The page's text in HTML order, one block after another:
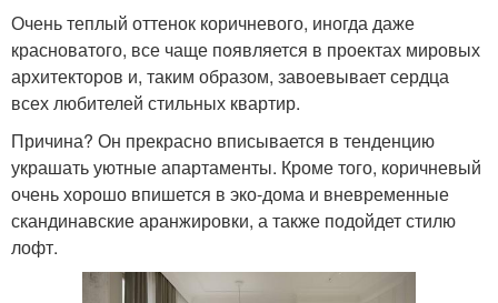
Очень теплый оттенок коричневого, иногда даже
красноватого, все чаще появляется в проектах мировых
архитекторов и, таким образом, завоевывает сердца
всех любителей стильных квартир.
Причина? Он прекрасно вписывается в тенденцию
украшать уютные апартаменты. Кроме того, коричневый
очень хорошо впишется в эко-дома и вневременные
скандинавские аранжировки, а также подойдет стилю
лофт.